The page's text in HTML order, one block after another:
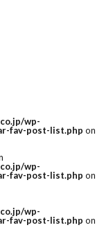
wp-
fav-post-list.php on
wp-
fav-post-list.php on
wp-
fav-post-list.php on